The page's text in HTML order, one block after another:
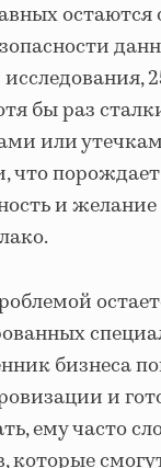
остаются
бы раз
или
что порождает
и
бизнеса
и
ему часто
которые